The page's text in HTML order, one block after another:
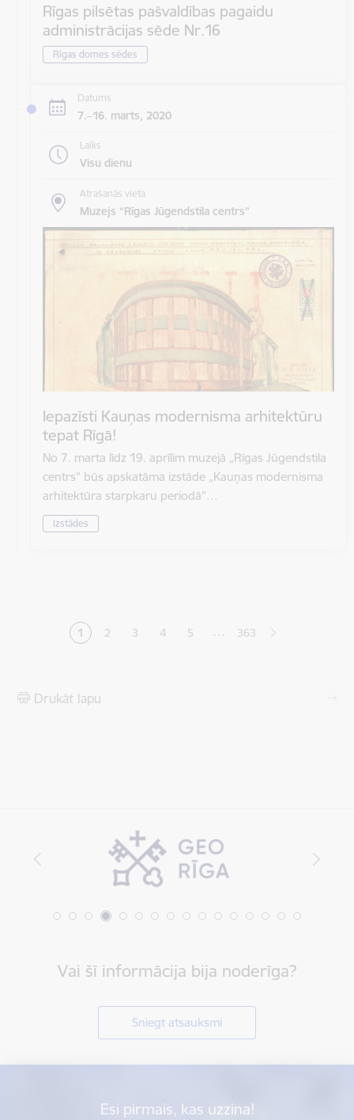
Rīgas pilsētas pašvaldības pagaidu
administrācijas sēde Nr.16
Rīgas domes sēdes
Datums
7.–16. marts, 2020
Laiks
Visu dienu
Atrašanās vieta
Muzejs “Rīgas Jūgendstila centrs”
Iepazīsti Kauņas modernisma arhitektūru
tepat Rīgā!
No 7. marta līdz 19. aprīlim muzejā „Rīgas Jūgendstila
centrs” būs apskatāma izstāde „Kauņas modernisma
arhitektūra starpkaru periodā”…
Izstādes
Pašreizējā lapa
1 Lapa
2 Lapa
3 Lapa
4 Lapa
5 … 363
Drukāt lapu
Vai šī informācija bija noderīga?
Sniegt atsauksmi
Esi pirmais, kas uzzina!